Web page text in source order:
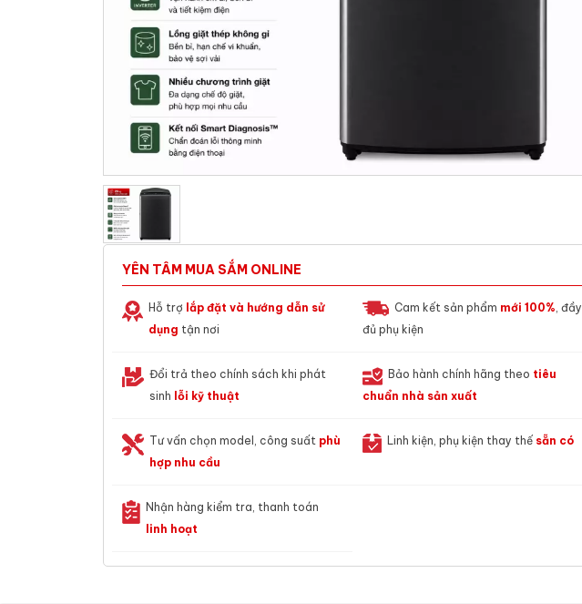
YÊN TÂM MUA SẮM ONLINE
Hỗ trợ lắp đặt và hướng dẫn sử
dụng tận nơi
Cam kết sản phẩm mới 100% , đầy
đủ phụ kiện
Đổi trả theo chính sách khi phát
sinh lỗi kỹ thuật
Bảo hành chính hãng theo tiêu
chuẩn nhà sản xuất
Tư vấn chọn model, công suất phù
hợp nhu cầu
Linh kiện, phụ kiện thay thế sẵn có
Nhận hàng kiểm tra, thanh toán
linh hoạt